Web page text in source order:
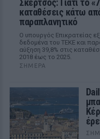
Σκέρτσος: Γιατί το
καταθέσεις κάτω
παραπλανητικό
Ο υπουργός Επικρατείας
δεδομένα του ΤΕΚΕ και
αύξηση 39,8% στις
2018 έως το 2025.
ΣΉΜΕΡΑ